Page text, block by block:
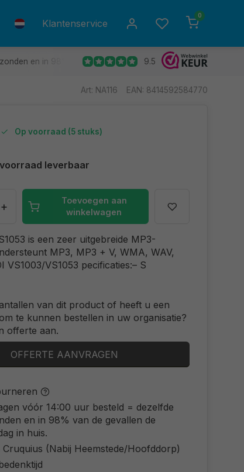
Klantenservice
0
en in 98% van de gevallen de volgende dag in huis.
9.5
Art: NA116 EAN: 8414592584770
Op voorraad (5 stuks)
voorraad leverbaar
+
Toevoegen aan
winkelwagen
is een zeer uitgebreide MP3-
MP3, MP3 + V, WMA, WAV,
VS1003/VS1053 pecificaties:– S
van dit product of heeft u een
te kunnen bestellen in uw organisatie?
offerte aan.
OFFERTE AANVRAGEN
vóór 14:00 uur besteld = dezelfde
en in 98% van de gevallen de
in huis.
(Nabij Heemstede/Hoofddorp)